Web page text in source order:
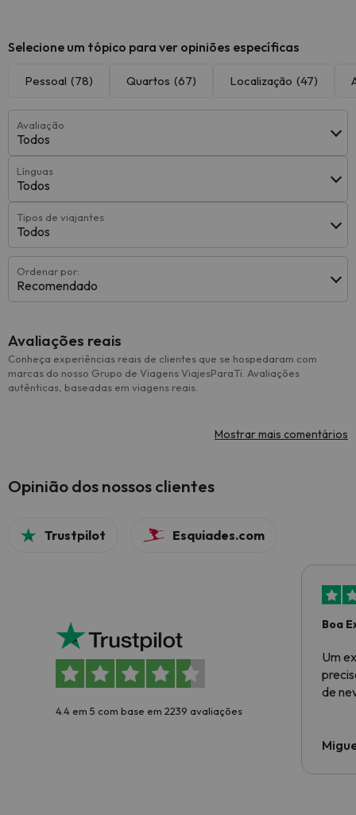
Selecione um tópico para ver opiniões específicas
Pessoal (78) Quartos (67) Localização (47)
Avaliação
Todos
Línguas
Todos
Tipos de viajantes
Todos
Ordenar por:
Recomendado
Avaliações reais
Conheça experiências reais de clientes que se hospedaram com
marcas do nosso Grupo de Viagens ViajesParaTi. Avaliações
autênticas, baseadas em viagens reais.
Mostrar mais comentários
Opinião dos nossos clientes
Trustpilot Esquiades.com
4.4 em 5 com base em 2239 avaliações
Boa
Um
de